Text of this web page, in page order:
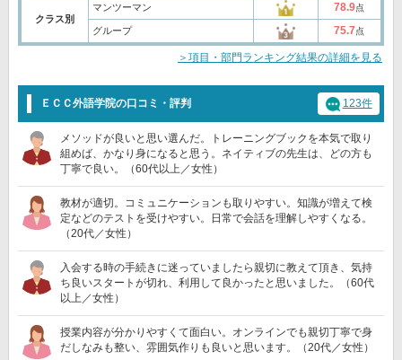
クラス別
マンツーマン 78.9点
グループ 75.7点
＞項目・部門ランキング結果の詳細を見る
ＥＣＣ外語学院の口コミ・評判 123件
メソッドが良いと思い選んだ。トレーニングブックを本気で取り
組めば、かなり身になると思う。ネイティブの先生は、どの方も
丁寧で良い。（60代以上／女性）
教材が適切。コミュニケーションも取りやすい。知識が増えて検
定などのテストを受けやすい。日常で会話を理解しやすくなる。
（20代／女性）
入会する時の手続きに迷っていましたら親切に教えて頂き、気持
ち良いスタートが切れ、利用して良かったと思いました。（60代
以上／女性）
授業内容が分かりやすくて面白い。オンラインでも親切丁寧で身
だしなみも整い、雰囲気作りも良いと思います。（20代／女性）